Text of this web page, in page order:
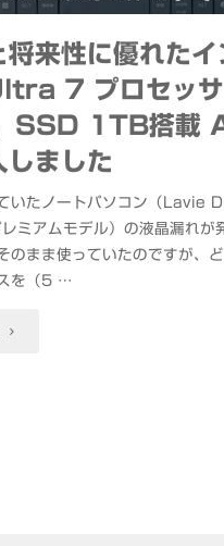
将来性に優れたイ
7 プロセッ
SSD 1TB搭載
しました
いたノートパソコン（Lavie
ミアムモデル）の液晶漏れが
のまま使っていたのですが、
を（5 …
"コ